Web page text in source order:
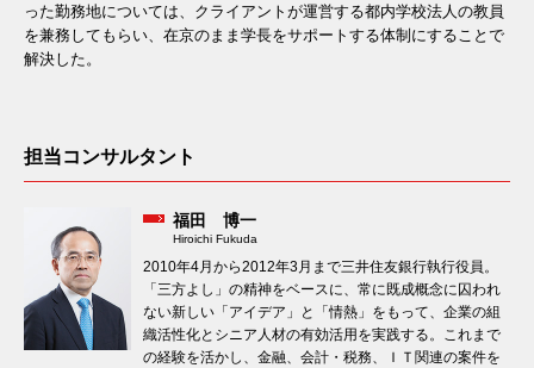
った勤務地については、クライアントが運営する都内学校法人の教員
を兼務してもらい、在京のまま学長をサポートする体制にすることで
解決した。
担当コンサルタント
福田 博一
Hiroichi Fukuda
2010年4月から2012年3月まで三井住友銀行執行役員。
「三方よし」の精神をベースに、常に既成概念に囚われ
ない新しい「アイデア」と「情熱」をもって、企業の組
織活性化とシニア人材の有効活用を実践する。これまで
の経験を活かし、金融、会計・税務、ＩＴ関連の案件を